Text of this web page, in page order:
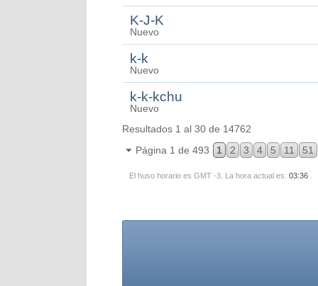
K-J-K
Nuevo
k-k
Nuevo
k-k-kchu
Nuevo
Resultados 1 al 30 de 14762
Página 1 de 493
1 2 3 4 5 11 51
El huso horario es GMT -3. La hora actual es: 03:36